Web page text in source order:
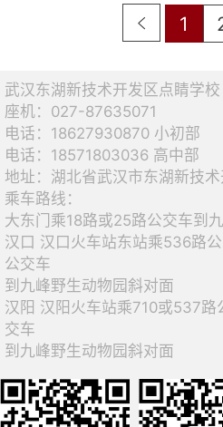
1
武汉东湖新技术开发区点睛学校
座机：027-87635071
电话：18627930870 小初部
电话：18571803036 高中部
地址：湖北省武汉市东湖新技
乘车路线：
大东门乘18路或25路公交车到
汉口 汉口火车站东站乘536路
公交车
到九峰野生动物园斜对面
汉阳 汉阳火车站乘710或537
交车
到九峰野生动物园斜对面